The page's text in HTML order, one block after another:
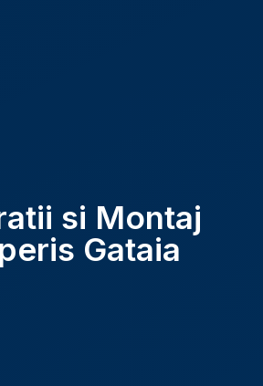
si Montaj
Gataia